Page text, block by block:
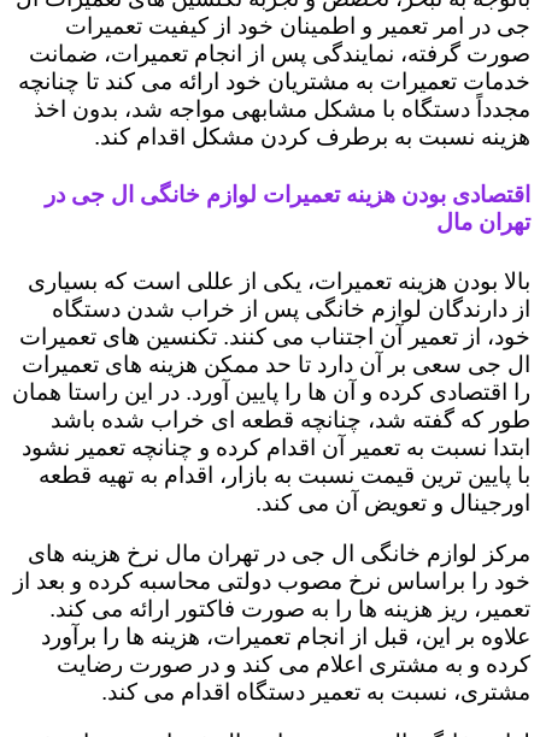
جی در امر تعمیر و اطمینان خود از کیفیت تعمیرات
صورت گرفته، نمایندگی پس از انجام تعمیرات، ضمانت
خدمات تعمیرات به مشتریان خود ارائه می کند تا چنانچه
مجدداً دستگاه با مشکل مشابهی مواجه شد، بدون اخذ
هزینه نسبت به برطرف کردن مشکل اقدام کند.
اقتصادی بودن هزینه تعمیرات لوازم خانگی ال جی در
تهران مال
بالا بودن هزینه تعمیرات، یکی از عللی است که بسیاری
از دارندگان لوازم خانگی پس از خراب شدن دستگاه
خود، از تعمیر آن اجتناب می کنند. تکنسین های تعمیرات
ال جی سعی بر آن دارد تا حد ممکن هزینه های تعمیرات
را اقتصادی کرده و آن ها را پایین آورد. در این راستا همان
طور که گفته شد، چنانچه قطعه ای خراب شده باشد
ابتدا نسبت به تعمیر آن اقدام کرده و چنانچه تعمیر نشود
با پایین ترین قیمت نسبت به بازار، اقدام به تهیه قطعه
اورجینال و تعویض آن می کند.
مرکز لوازم خانگی ال جی در تهران مال نرخ هزینه های
خود را براساس نرخ مصوب دولتی محاسبه کرده و بعد از
تعمیر، ریز هزینه ها را به صورت فاکتور ارائه می کند.
علاوه بر این، قبل از انجام تعمیرات، هزینه ها را برآورد
کرده و به مشتری اعلام می کند و در صورت رضایت
مشتری، نسبت به تعمیر دستگاه اقدام می کند.